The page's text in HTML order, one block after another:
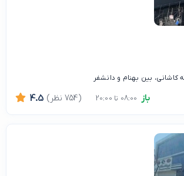
کاشانی، بین بهنام و دانشفر
باز 4.5 (754 نظر)